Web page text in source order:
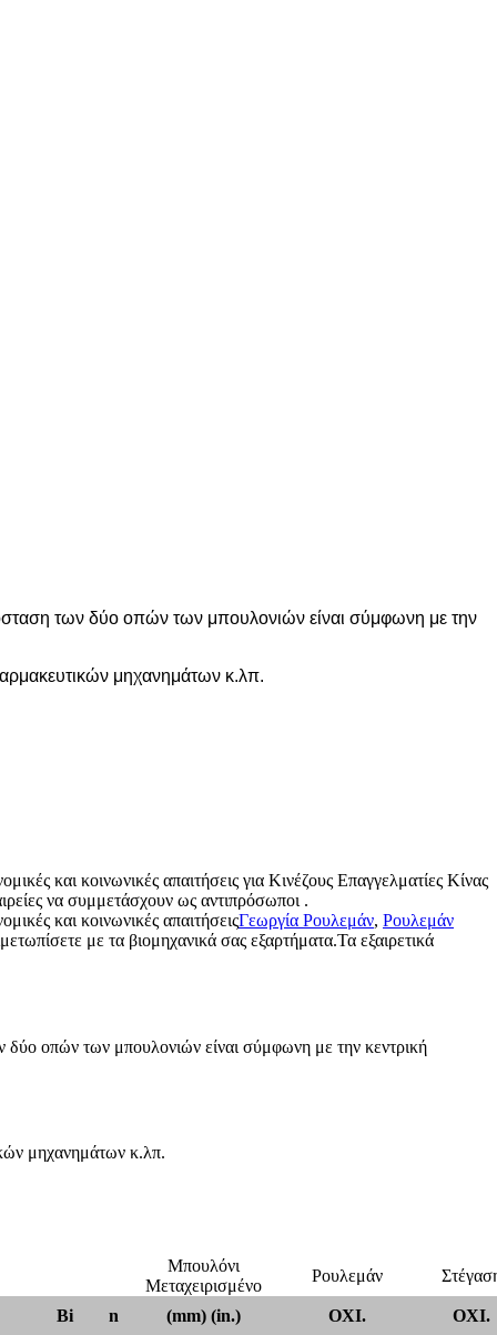
των δύο οπών των μπουλονιών είναι σύμφωνη με την
μηχανημάτων κ.λπ.
και κοινωνικές απαιτήσεις για Κινέζους Επαγγελματίες Κίνας
να συμμετάσχουν ως αντιπρόσωποι .
και κοινωνικές απαιτήσειςΓεωργία Ρουλεμάν, Ρουλεμάν
με τα βιομηχανικά σας εξαρτήματα.Τα εξαιρετικά
οπών των μπουλονιών είναι σύμφωνη με την κεντρική
μηχανημάτων κ.λπ.
Μπουλόνι
Μεταχειρισμένο
Ρουλεμάν
Bi n (mm) (in.) ΟΧΙ. ΟΧΙ.